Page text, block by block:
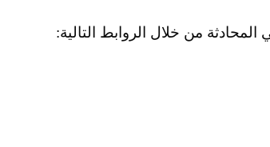
من خلال الروابط التالية: